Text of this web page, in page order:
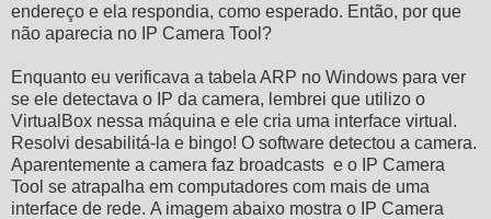
endereço e ela respondia, como esperado. Então, por que
não aparecia no IP Camera Tool?
Enquanto eu verificava a tabela ARP no Windows para ver
se ele detectava o IP da camera, lembrei que utilizo o
VirtualBox nessa máquina e ele cria uma interface virtual.
Resolvi desabilitá-la e bingo! O software detectou a camera.
Aparentemente a camera faz broadcasts e o IP Camera
Tool se atrapalha em computadores com mais de uma
interface de rede. A imagem abaixo mostra o IP Camera